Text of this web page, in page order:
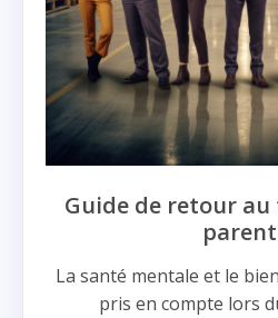
Guide de retour au
La santé mentale et le
pris en compte lors